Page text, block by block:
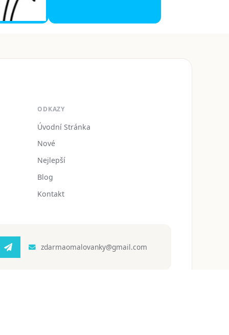
ODKAZY
Úvodní Stránka
Nové
Nejlepší
Blog
Kontakt
zdarmaomalovanky@gmail.com